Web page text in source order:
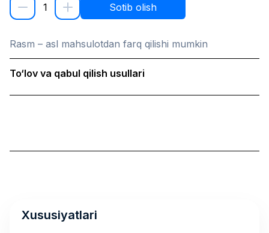
1 Sotib olish
Rasm – asl mahsulotdan farq qilishi mumkin
To‘lov va qabul qilish usullari
Xususiyatlari